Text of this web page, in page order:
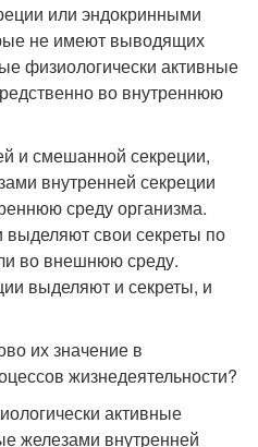
или эндокринными
не имеют выводящих
физиологически активные
во внутреннюю
и смешанной секреции,
внутренней секреции
среду организма.
свои секреты по
во внешнюю среду.
выделяют и секреты, и
их значение в
жизнедеятельности?
активные
железами внутренней